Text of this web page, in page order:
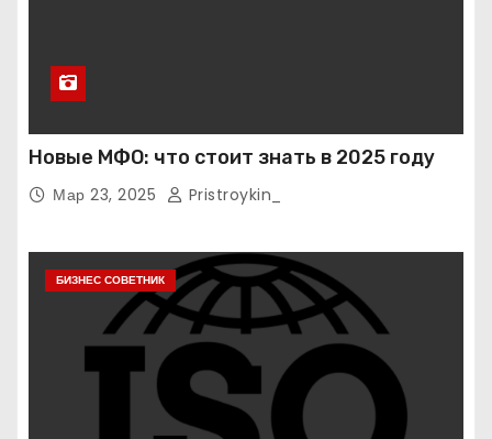
Новые МФО: что стоит знать в 2025 году
Мар 23, 2025 Pristroykin_
БИЗНЕС СОВЕТНИК